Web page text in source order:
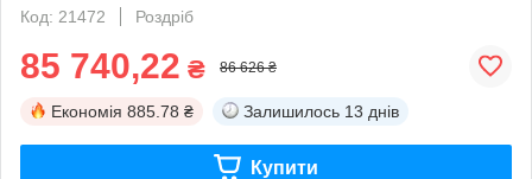
Код: 21472
Роздріб
85 740,22 ₴ 86 626 ₴
Економія 885.78 ₴ Залишилось 13 днів
Купити